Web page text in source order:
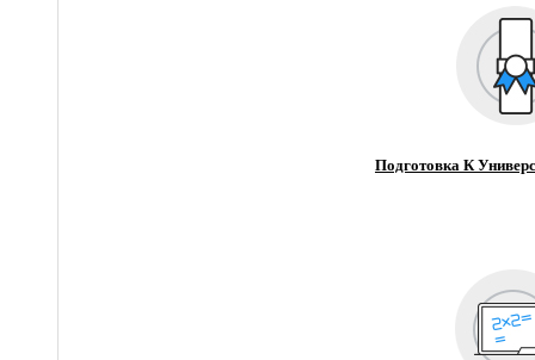
Подготовка К